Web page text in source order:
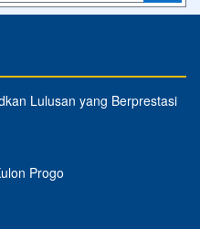
Lulusan yang Berprestasi
Progo